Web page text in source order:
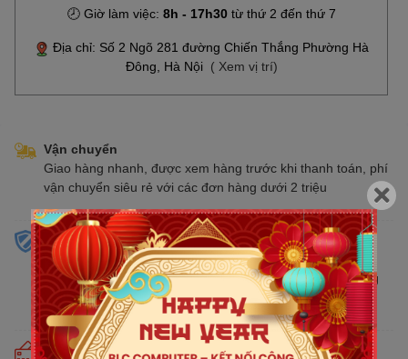
🕗 Giờ làm việc: 8h - 17h30từ thứ 2 đến thứ 7
Địa chỉ: Số 2 Ngõ 281 đường Chiến Thắng Phường Hà
Đông, Hà Nội ( Xem vị trí)
Vận chuyển
Giao hàng nhanh, được xem hàng trước khi thanh toán, phí
vận chuyển siêu rẻ với các đơn hàng dưới 2 triệu
Sản phẩm chính hãng
Cam kết bán hàng chính hãng phân phối tại Việt Nam,
chúng tôi tự hào là đại lý chính thức của tất cả các thương
hiệu kinh doanh sản phẩm CNTT trên thị trường
Cam kết giá tốt